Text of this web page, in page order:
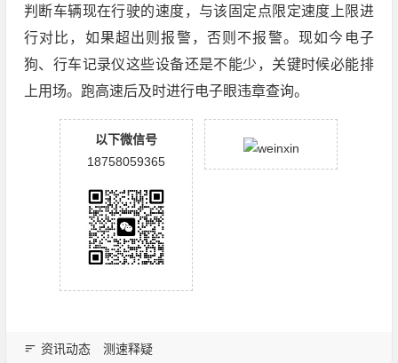
判断车辆现在行驶的速度，与该固定点限定速度上限进
行对比，如果超出则报警，否则不报警。现如今电子
狗、行车记录仪这些设备还是不能少，关键时候必能排
上用场。跑高速后及时进行电子眼违章查询。
以下微信号
18758059365
资讯动态 测速释疑